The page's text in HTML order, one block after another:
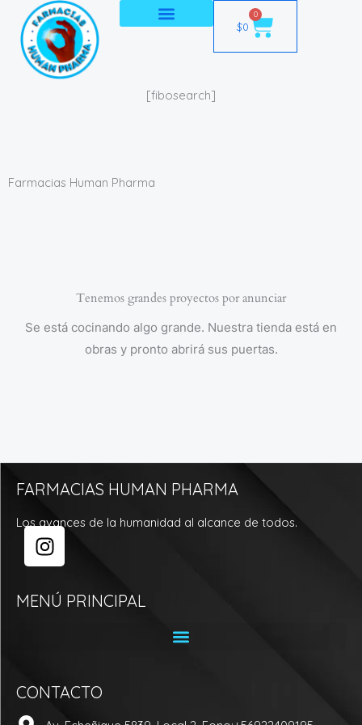
contenido
$0
0
Cart
[fibosearch]
Farmacias Human Pharma
Tenemos grandes proyectos por anunciar
Se está cocinando algo grande. Nuestra tienda está en
obras y pronto abrirá sus puertas.
FARMACIAS HUMAN PHARMA
Los avances de la humanidad al alcance de todos.
I
n
t
m
MENÚ PRINCIPAL
CONTACTO